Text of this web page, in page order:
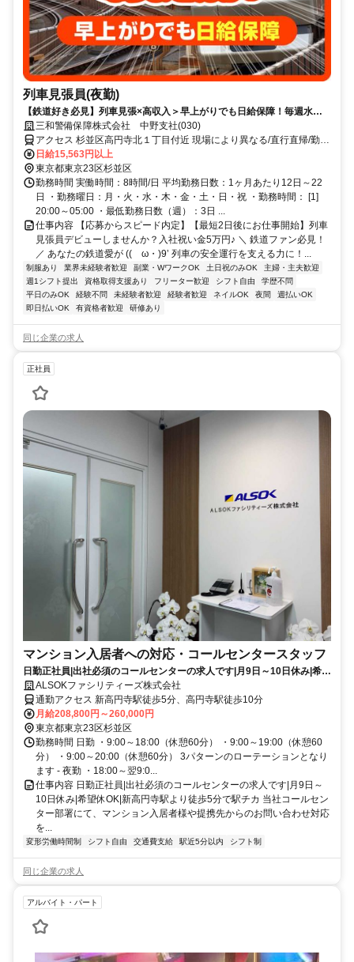
列車見張員(夜勤)
【鉄道好き必見】列車見張×高収入＞早上がりでも日給保障！毎週水曜
が給料日！日払いもOK！
三和警備保障株式会社 中野支社(030)
アクセス 杉並区高円寺北１丁目付近 現場により異なる/直行直帰/勤務
地相談可 ■電話面接■来社不要
日給15,563円以上
東京都東京23区杉並区
勤務時間 実働時間：8時間/日 平均勤務日数：1ヶ月あたり12日～22
日 ・勤務曜日：月・火・水・木・金・土・日・祝 ・勤務時間： [1]
20:00～05:00 ・最低勤務日数（週）：3日 ...
仕事内容 【応募からスピード内定】【最短2日後にお仕事開始】列車
見張員デビューしませんか？入社祝い金5万円♪ ＼ 鉄道ファン必見！
／ あなたの鉄道愛が ((ゝω・)9’ 列車の安全運行を支える力に！...
制服あり 業界未経験者歓迎 副業・WワークOK 土日祝のみOK
主婦・主夫歓迎
週1シフト提出
資格取得支援あり フリーター歓迎 シフト自由
学歴不問
平日のみOK
経験不問 未経験者歓迎 経験者歓迎 ネイルOK 夜間
週払いOK
即日払いOK
有資格者歓迎 研修あり
同じ企業の求人
正社員
マンション入居者への対応・コールセンタースタッフ
日勤正社員|出社必須のコールセンターの求人です|月9日～10日休み|希望
休OK|新高円寺駅より徒歩5分で駅チカ
ALSOKファシリティーズ株式会社
通勤アクセス 新高円寺駅徒歩5分、高円寺駅徒歩10分
月給208,800円～260,000円
東京都東京23区杉並区
勤務時間 日勤 ・9:00～18:00（休憩60分） ・9:00～19:00（休憩60
分） ・9:00～20:00（休憩60分） 3パターンのローテーションとなり
ます - 夜勤 ・18:00～翌9:0...
仕事内容 日勤正社員|出社必須のコールセンターの求人です|月9日～
10日休み|希望休OK|新高円寺駅より徒歩5分で駅チカ 当社コールセン
ター部署にて、マンション入居者様や提携先からのお問い合わせ対応
を...
変形労働時間制 シフト自由 交通費支給 駅近5分以内 シフト制
同じ企業の求人
アルバイト・パート